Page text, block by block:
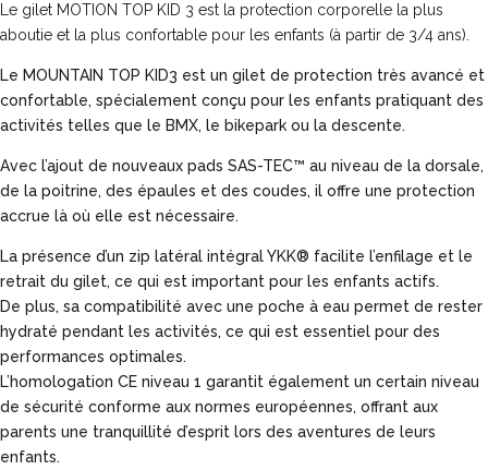
Le gilet MOTION TOP KID 3 est la protection corporelle la plus
aboutie et la plus confortable pour les enfants (à partir de 3/4 ans).
Le MOUNTAIN TOP KID3 est un gilet de protection très avancé et
confortable, spécialement conçu pour les enfants pratiquant des
activités telles que le BMX, le bikepark ou la descente.
Avec l’ajout de nouveaux pads SAS-TEC™ au niveau de la dorsale,
de la poitrine, des épaules et des coudes, il offre une protection
accrue là où elle est nécessaire.
La présence d’un zip latéral intégral YKK® facilite l’enfilage et le
retrait du gilet, ce qui est important pour les enfants actifs.
De plus, sa compatibilité avec une poche à eau permet de rester
hydraté pendant les activités, ce qui est essentiel pour des
performances optimales.
L’homologation CE niveau 1 garantit également un certain niveau
de sécurité conforme aux normes européennes, offrant aux
parents une tranquillité d’esprit lors des aventures de leurs
enfants.